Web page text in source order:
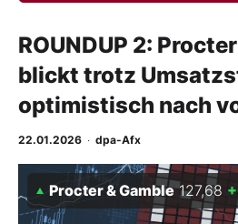
Finanz-Check
BO-Musterdepots
Experten
ROUNDUP 2:
blickt trotz
optimistisch nach
22.01.2026 · dpa-Afx
Procter & Gamble 127,68